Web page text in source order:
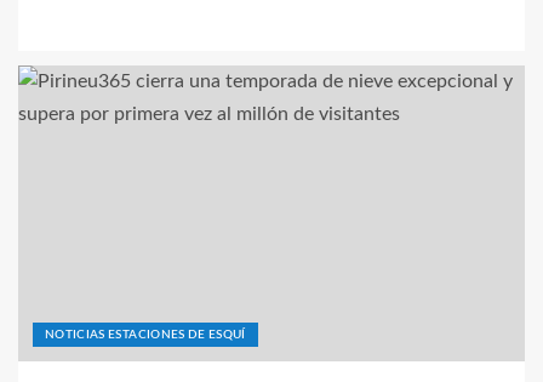
NOTICIAS ESTACIONES DE ESQUÍ